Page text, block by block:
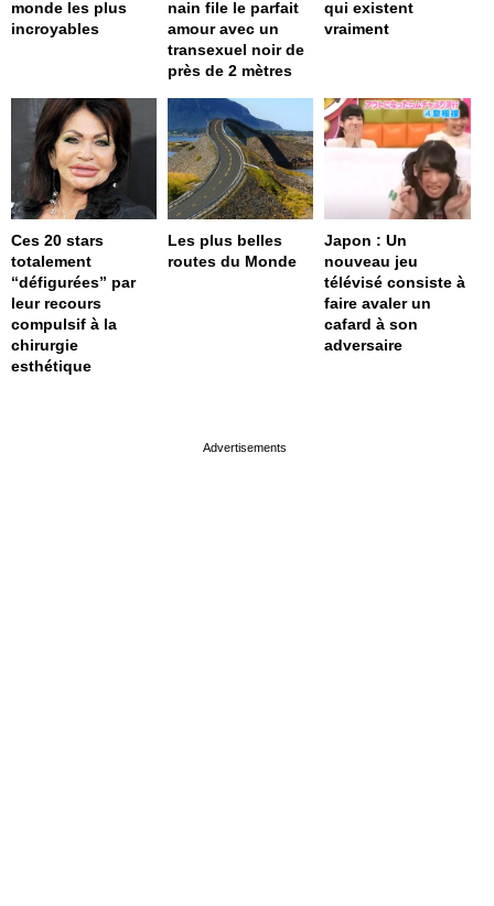
monde les plus
incroyables
nain file le parfait
amour avec un
transexuel noir de
près de 2 mètres
qui existent
vraiment
Ces 20 stars
totalement
“défigurées” par
leur recours
compulsif à la
chirurgie
esthétique
Les plus belles
routes du Monde
Japon : Un
nouveau jeu
télévisé consiste à
faire avaler un
cafard à son
adversaire